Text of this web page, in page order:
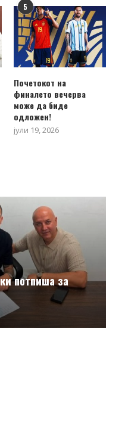
5
Почетокот на
финалето вечерва
може да биде
одложен!
јули 19, 2026
потпиша за